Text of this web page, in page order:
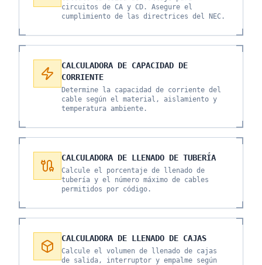
circuitos de CA y CD. Asegure el
cumplimiento de las directrices del NEC.
CALCULADORA DE CAPACIDAD DE
CORRIENTE
Determine la capacidad de corriente del
cable según el material, aislamiento y
temperatura ambiente.
CALCULADORA DE LLENADO DE TUBERÍA
Calcule el porcentaje de llenado de
tubería y el número máximo de cables
permitidos por código.
CALCULADORA DE LLENADO DE CAJAS
Calcule el volumen de llenado de cajas
de salida, interruptor y empalme según